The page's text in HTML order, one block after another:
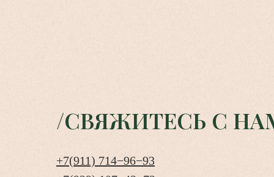
/СВЯЖИТЕСЬ С
+7(911) 714−96−93